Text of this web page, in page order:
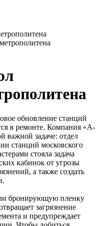
обновление станций
в ремонте. Компания «А-
важной задаче: отдел
станций московского
стояла задача
кабинок от угрозы
а также создать
бронирующую пленку
загрязнение
и предупреждает